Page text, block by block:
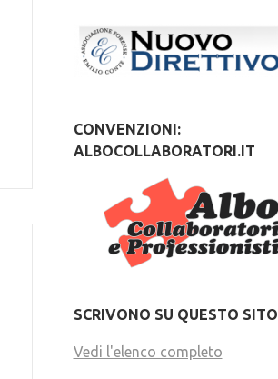
CONVENZIONI:
ALBOCOLLABORATORI.IT
SCRIVONO SU QUESTO SITO
Vedi l'elenco completo